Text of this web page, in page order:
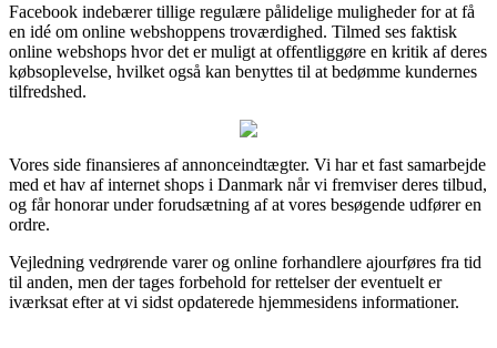
Facebook indebærer tillige regulære pålidelige muligheder for at få
en idé om online webshoppens troværdighed. Tilmed ses faktisk
online webshops hvor det er muligt at offentliggøre en kritik af deres
købsoplevelse, hvilket også kan benyttes til at bedømme kundernes
tilfredshed.
Vores side finansieres af annonceindtægter. Vi har et fast samarbejde
med et hav af internet shops i Danmark når vi fremviser deres tilbud,
og får honorar under forudsætning af at vores besøgende udfører en
ordre.
Vejledning vedrørende varer og online forhandlere ajourføres fra tid
til anden, men der tages forbehold for rettelser der eventuelt er
iværksat efter at vi sidst opdaterede hjemmesidens informationer.